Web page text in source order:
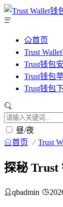
首页
Trust
Trust钱包
Trust钱包
Trust钱包
昼/夜
首页 Trust
探秘 Trust
qbadmin